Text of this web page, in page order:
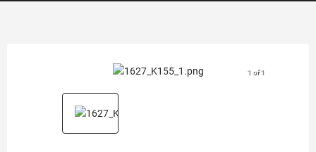
1 of 1